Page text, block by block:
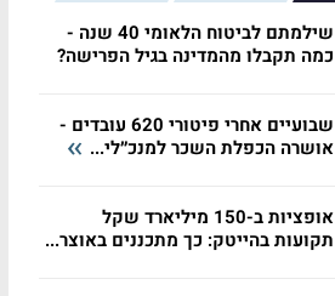
שילמתם לביטוח הלאומי 40 שנה -
כמה תקבלו מהמדינה בגיל הפרישה?
שבועיים אחרי פיטורי 620 עובדים -
אושרה הכפלת השכר למנכ״לי...
אופציות ב-150 מיליארד שקל
תקועות בהייטק: כך מתכננים באוצר...